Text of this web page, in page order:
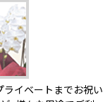
ライベートまでお祝い